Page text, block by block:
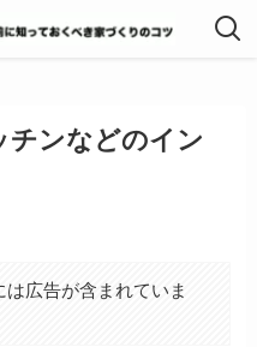
チンなどのイン
は広告が含まれていま